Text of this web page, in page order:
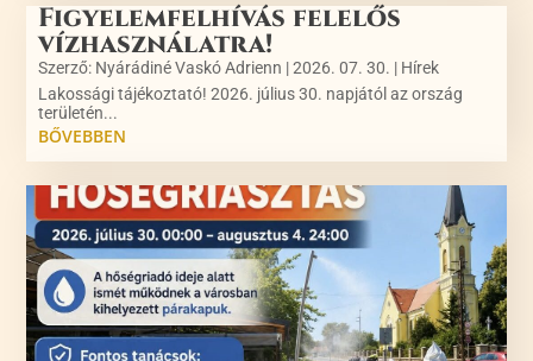
Figyelemfelhívás felelős
vízhasználatra!
Szerző: Nyárádiné Vaskó Adrienn |2026. 07. 30. | Hírek
Lakossági tájékoztató! 2026. július 30. napjától az ország
területén...
BŐVEBBEN